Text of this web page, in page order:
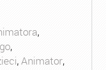
,
,
,Animator,